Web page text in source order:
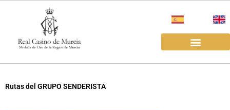
Rutas del GRUPO SENDERISTA